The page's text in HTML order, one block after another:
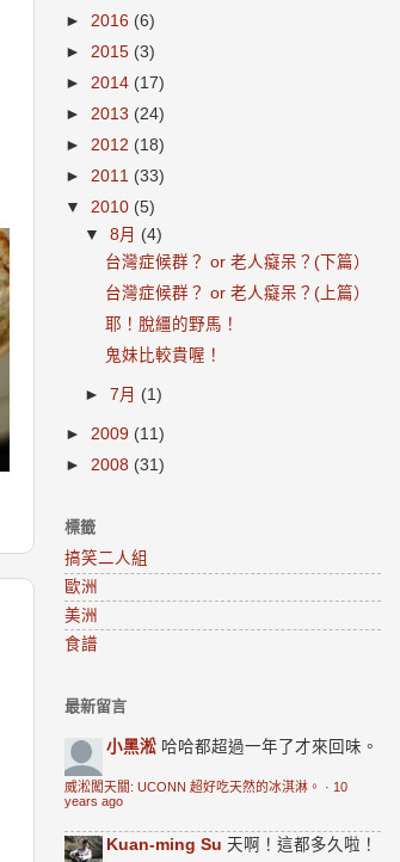
► 2016 (6)
► 2015 (3)
► 2014 (17)
► 2013 (24)
► 2012 (18)
► 2011 (33)
▼ 2010 (5)
▼8月 (4)
台灣症候群？ or 老人癡呆？(下篇）
台灣症候群？ or 老人癡呆？(上篇）
耶！脫繮的野馬！
鬼妹比較貴喔！
►7月 (1)
► 2009 (11)
► 2008 (31)
標籤
搞笑二人組
歐洲
美洲
食譜
最新留言
小黑淞 哈哈都超過一年了才來回味。
威淞闖天關: UCONN 超好吃天然的冰淇淋。 · 10
years ago
Kuan-ming Su 天啊！這都多久啦！